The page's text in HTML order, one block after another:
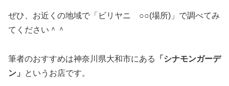
ぜひ、お近くの地域で「ビリヤニ ○○(場所)」で調べてみ
てください＾＾
筆者のおすすめは神奈川県大和市にある
「シナモンガーデ
ン」
というお店です。